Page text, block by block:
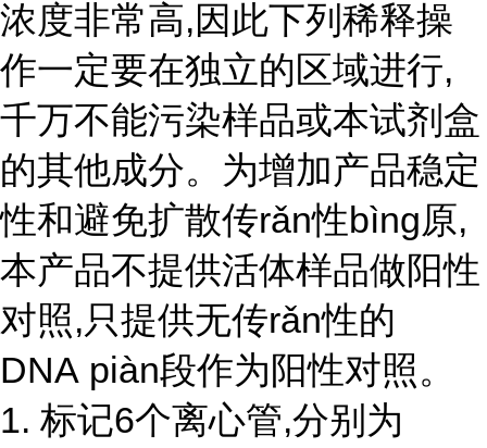
浓度非常高,因此下列稀释操
作一定要在独立的区域进行,
千万不能污染样品或本试剂盒
的其他成分。为增加产品稳定
性和避免扩散传rǎn性bìng原,
本产品不提供活体样品做阳性
对照,只提供无传rǎn性的
DNA piàn段作为阳性对照。
1. 标记6个离心管,分别为